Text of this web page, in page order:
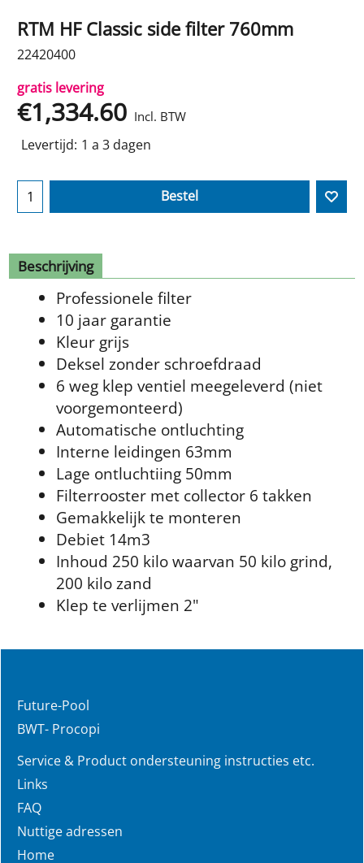
RTM HF Classic side filter 760mm
22420400
gratis levering
€1,334.60 Incl. BTW
Levertijd: 1 a 3 dagen
Bestel
Beschrijving
Professionele filter
10 jaar garantie
Kleur grijs
Deksel zonder schroefdraad
6 weg klep ventiel meegeleverd (niet
voorgemonteerd)
Automatische ontluchting
Interne leidingen 63mm
Lage ontluchtiing 50mm
Filterrooster met collector 6 takken
Gemakkelijk te monteren
Debiet 14m3
Inhoud 250 kilo waarvan 50 kilo grind,
200 kilo zand
Klep te verlijmen 2"
Future-Pool
BWT- Procopi
Service & Product ondersteuning instructies etc.
Links
FAQ
Nuttige adressen
Home